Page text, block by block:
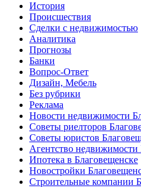
История
Происшествия
Сделки с недвижимостью
Аналитика
Прогнозы
Банки
Вопрос-Ответ
Дизайн, Мебель
Без рубрики
Реклама
Новости недвижимости
Советы риелторов
Советы юристов
Агентство недвижимости
Ипотека в Благовещенске
Новостройки
Строительные компании